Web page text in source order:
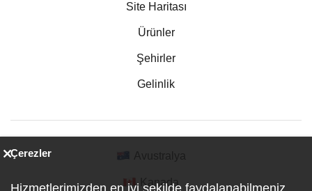
Site Haritası
Ürünler
Şehirler
Gelinlik
Kanada
Çerezler
Hizmetlerimizden en iyi şekilde faydalanabilmeniz